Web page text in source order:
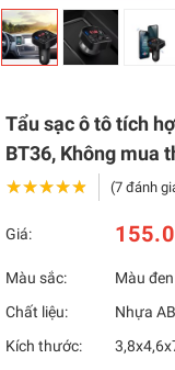
Tẩu sạc ô tô tích
BT36, Không mua
★★★★★
★★★★★ (7 đánh
Giá:
Màu sắc:
Màu đen
Chất liệu:
Nhựa
Kích thước: